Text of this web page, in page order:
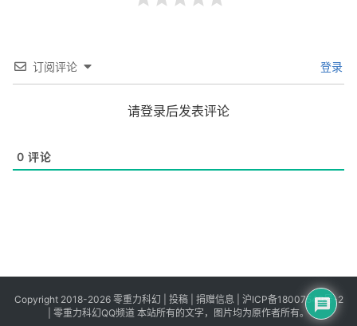
订阅评论 登录
请登录后发表评论
0 评论
Copyright 2018-2026 零重力科幻 | 投稿| 捐赠信息
沪ICP备18007549号-2
零重力科幻QQ频道 本站所有的文字，图片均为原作者所有。